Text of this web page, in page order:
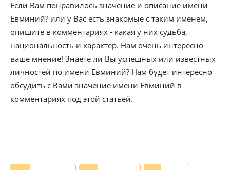
Если Вам понравилось значение и описание имени
Евминий? или у Вас есть знакомые с таким именем,
опишите в комментариях - какая у них судьба,
национальность и характер. Нам очень интересно
ваше мнение! Знаете ли Вы успешных или известных
личностей по имени Евминий? Нам будет интересно
обсудить с Вами значение имени Евминий в
комментариях под этой статьей.